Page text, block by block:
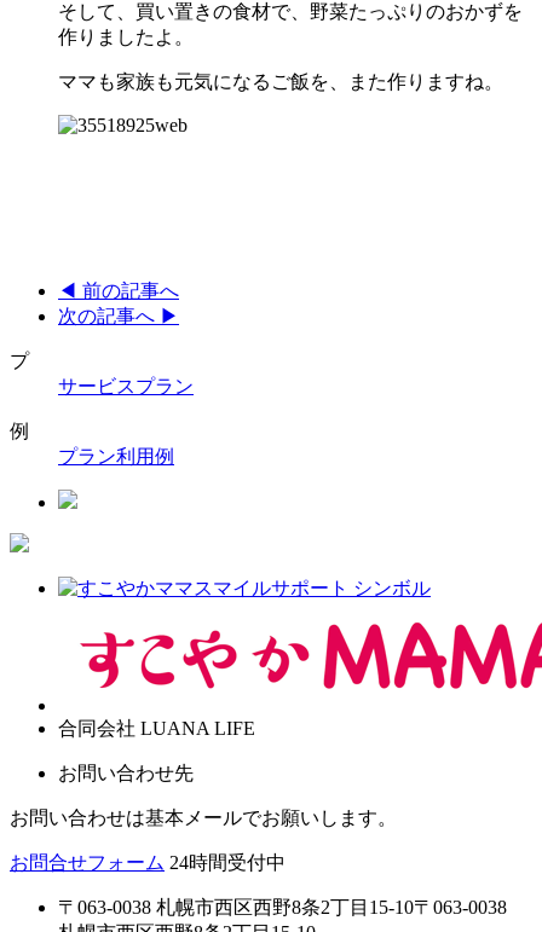
そして、買い置きの食材で、野菜たっぷりのおかずを
作りましたよ。
ママも家族も元気になるご飯を、また作りますね。
◀︎ 前の記事へ
次の記事へ ▶︎
プ
サービスプラン
例
プラン利用例
合同会社 LUANA LIFE
お問い合わせ先
お問い合わせは基本メールでお願いします。
お問合せフォーム 24時間受付中
〒063-0038 札幌市西区西野8条2丁目15-10〒063-0038